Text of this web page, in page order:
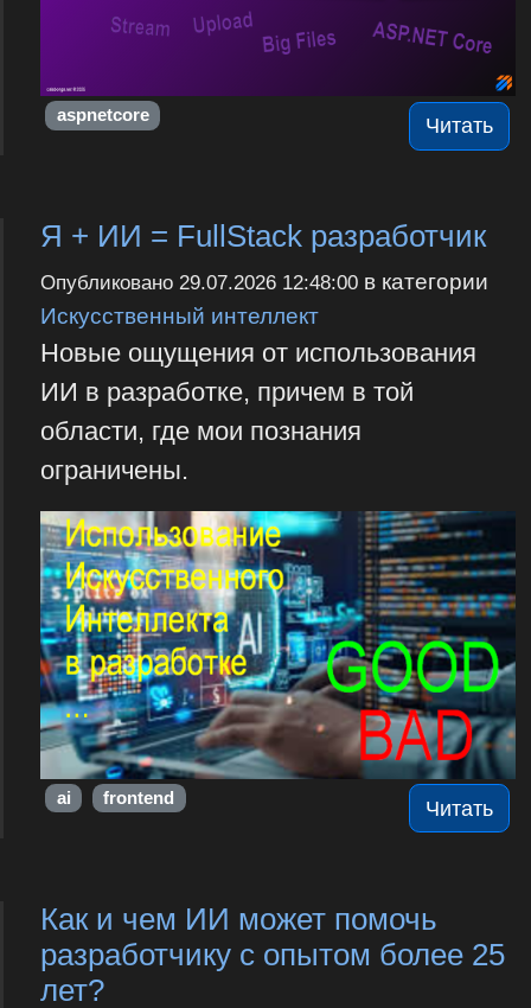
Читать
aspnetcore
Я + ИИ = FullStack разработчик
Опубликовано 29.07.2026 12:48:00в категории
Искусственный интеллект
Новые ощущения от использования
ИИ в разработке, причем в той
области, где мои познания
ограничены.
Читать
ai frontend
Как и чем ИИ может помочь
разработчику с опытом более 25
лет?